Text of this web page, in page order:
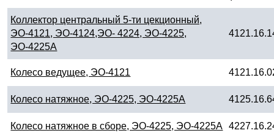
Коллектор центральный 5-ти цекционный,
ЭО-4121, ЭО-4124,ЭО- 4224, ЭО-4225,
ЭО-4225А
Колесо ведущее, ЭО-4121
Колесо натяжное, ЭО-4225, ЭО-4225А
Колесо натяжное в сборе, ЭО-4225, ЭО-4225А